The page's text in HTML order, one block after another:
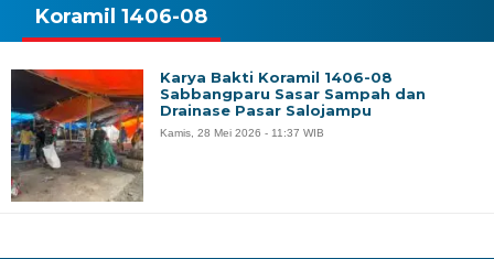
Koramil 1406-08
Karya Bakti Koramil 1406-08
Sabbangparu Sasar Sampah dan
Drainase Pasar Salojampu
Kamis, 28 Mei 2026 - 11:37 WIB